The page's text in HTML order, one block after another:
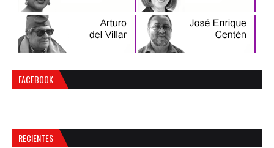
FACEBOOK
RECIENTES